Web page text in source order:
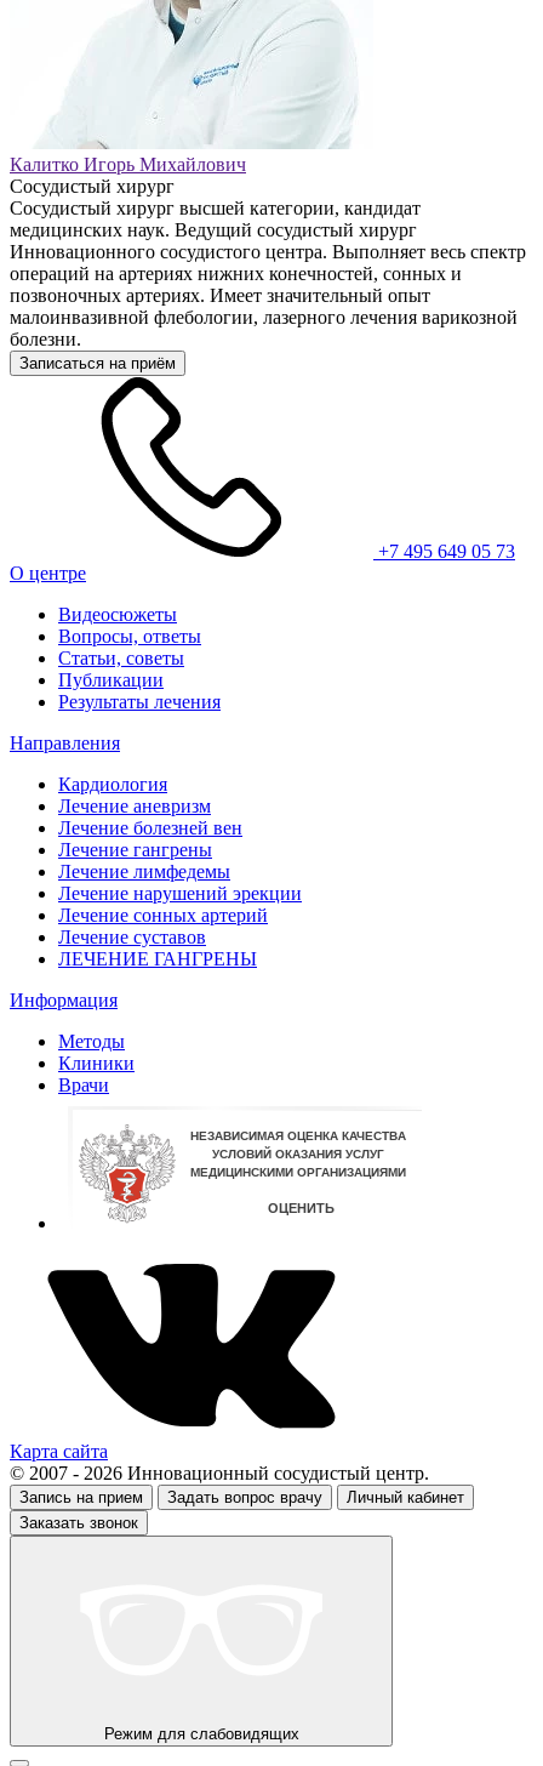
Калитко Игорь Михайлович
Сосудистый хирург
Сосудистый хирург высшей категории, кандидат
медицинских наук. Ведущий сосудистый хирург
Инновационного сосудистого центра. Выполняет весь спектр
операций на артериях нижних конечностей, сонных и
позвоночных артериях. Имеет значительный опыт
малоинвазивной флебологии, лазерного лечения варикозной
болезни.
Записаться на приём
+7 495 649 05 73
О центре
Видеосюжеты
Вопросы, ответы
Статьи, советы
Публикации
Результаты лечения
Направления
Кардиология
Лечение аневризм
Лечение болезней вен
Лечение гангрены
Лечение лимфедемы
Лечение нарушений эрекции
Лечение сонных артерий
Лечение суставов
ЛЕЧЕНИЕ ГАНГРЕНЫ
Информация
Методы
Клиники
Врачи
Карта сайта
© 2007 - 2026 Инновационный сосудистый центр.
Запись на прием Задать вопрос врачу
Личный кабинет
Заказать звонок
Режим для слабовидящих